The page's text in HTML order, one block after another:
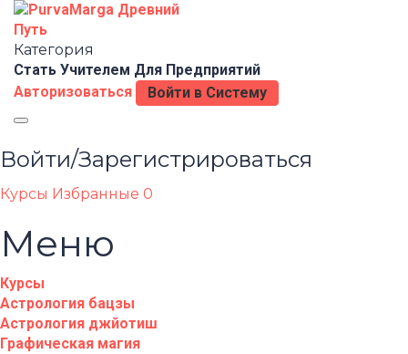
Категория
Стать Учителем Для Предприятий
Авторизоваться
Войти в Систему
Toggle
navigation
Войти/Зарегистрироваться
Курсы Избранные 0
Меню
Курсы
Астрология бацзы
Астрология джйотиш
Графическая магия